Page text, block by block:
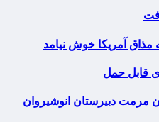
آمریکا خوش نیامد
قابل حمل
مرمت دبیرستان انوشیروان